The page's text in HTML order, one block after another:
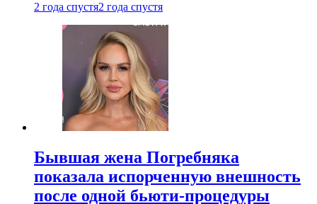
2 года спустя2 года спустя
Бывшая жена Погребняка
показала испорченную внешность
после одной бьюти-процедуры